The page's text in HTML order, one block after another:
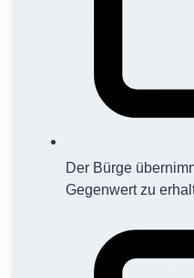
Der Bürge
Gegenwert zu